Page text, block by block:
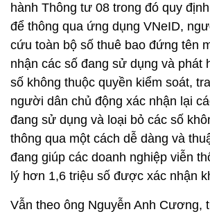
hành Thông tư 08 trong đó quy
để thông qua ứng dụng VNeID,
cứu toàn bộ số thuê bao đứng tên
nhận các số đang sử dụng và phát
số không thuộc quyền kiểm soát,
người dân chủ động xác nhận lại
đang sử dụng và loại bỏ các số
thông qua một cách dễ dàng và
đang giúp các doanh nghiệp viễn
lý hơn 1,6 triệu số được xác nhận
Vẫn theo ông Nguyễn Anh Cương,